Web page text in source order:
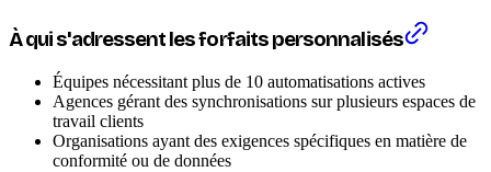
À qui s'adressent les forfaits personnalisés
Équipes nécessitant plus de 10 automatisations actives
Agences gérant des synchronisations sur plusieurs espaces de
travail clients
Organisations ayant des exigences spécifiques en matière de
conformité ou de données